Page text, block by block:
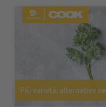
Più varietà: alternative